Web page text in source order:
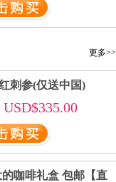
更多>>
刺参(仅送中国)
USD$335.00
咖啡礼盒 包邮【直